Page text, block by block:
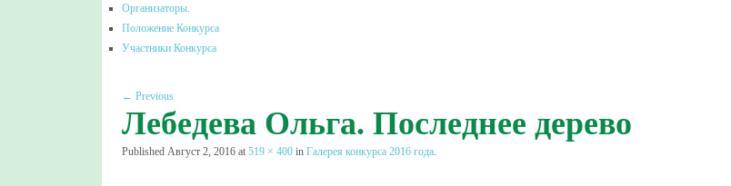
Организаторы.
Положение Конкурса
Участники Конкурса
← Previous
Лебедева Ольга. Последнее дерево
PublishedАвгуст 2, 2016 at519 × 400 inГалерея конкурса 2016 года.